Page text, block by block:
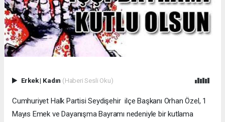
Erkek| Kadın (Haberi Sesli Oku)
Cumhuriyet Halk Partisi Seydişehir ilçe Başkanı Orhan Özel, 1
Mayıs Emek ve Dayanışma Bayramı nedeniyle bir kutlama